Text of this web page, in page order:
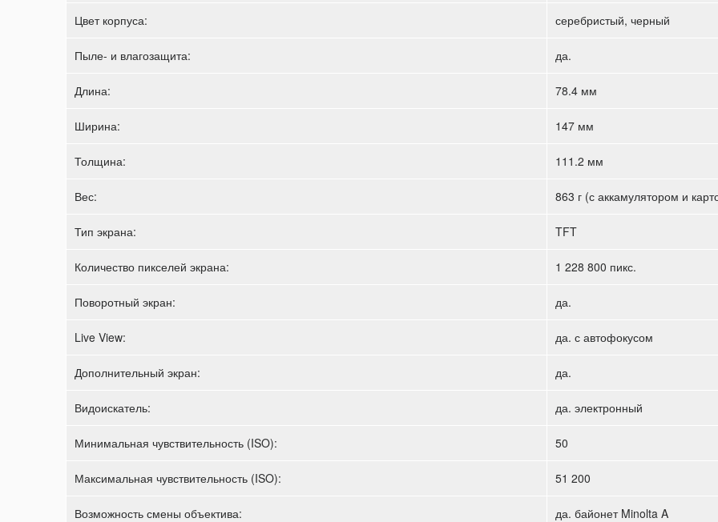
Цвет корпуса: серебристый, черный
Пыле- и влагозащита: да.
Длина: 78.4 мм
Ширина: 147 мм
Толщина: 111.2 мм
Вес: 863 г (с аккамулятором и
Тип экрана: TFT
Количество пикселей экрана: 1 228 800 пикс.
Поворотный экран: да.
Live View: да. с автофокусом
Дополнительный экран: да.
Видоискатель: да. электронный
Минимальная чувствительность (ISO): 50
Максимальная чувствительность (ISO): 51 200
Возможность смены объектива: да. байонет Minolta A